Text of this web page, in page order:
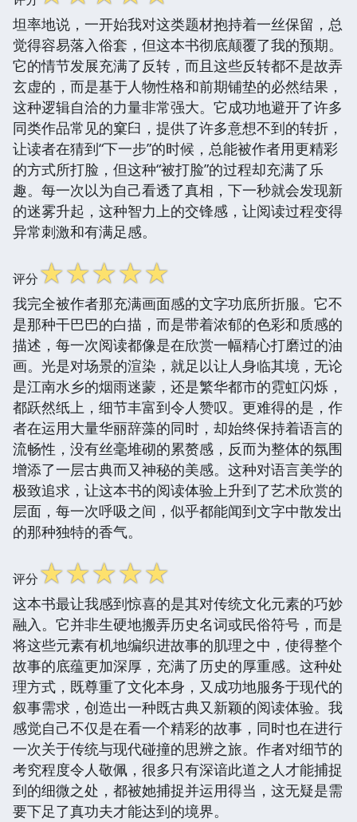
坦率地说，一开始我对这类题材抱持着一丝保留，总
觉得容易落入俗套，但这本书彻底颠覆了我的预期。
它的情节发展充满了反转，而且这些反转都不是故弄
玄虚的，而是基于人物性格和前期铺垫的必然结果，
这种逻辑自洽的力量非常强大。它成功地避开了许多
同类作品常见的窠臼，提供了许多意想不到的转折，
让读者在猜到“下一步”的时候，总能被作者用更精彩
的方式所打脸，但这种“被打脸”的过程却充满了乐
趣。每一次以为自己看透了真相，下一秒就会发现新
的迷雾升起，这种智力上的交锋感，让阅读过程变得
异常刺激和有满足感。
评分☆☆☆☆☆
我完全被作者那充满画面感的文字功底所折服。它不
是那种干巴巴的白描，而是带着浓郁的色彩和质感的
描述，每一次阅读都像是在欣赏一幅精心打磨过的油
画。光是对场景的渲染，就足以让人身临其境，无论
是江南水乡的烟雨迷蒙，还是繁华都市的霓虹闪烁，
都跃然纸上，细节丰富到令人赞叹。更难得的是，作
者在运用大量华丽辞藻的同时，却始终保持着语言的
流畅性，没有丝毫堆砌的累赘感，反而为整体的氛围
增添了一层古典而又神秘的美感。这种对语言美学的
极致追求，让这本书的阅读体验上升到了艺术欣赏的
层面，每一次呼吸之间，似乎都能闻到文字中散发出
的那种独特的香气。
评分☆☆☆☆☆
这本书最让我感到惊喜的是其对传统文化元素的巧妙
融入。它并非生硬地搬弄历史名词或民俗符号，而是
将这些元素有机地编织进故事的肌理之中，使得整个
故事的底蕴更加深厚，充满了历史的厚重感。这种处
理方式，既尊重了文化本身，又成功地服务于现代的
叙事需求，创造出一种既古典又新颖的阅读体验。我
感觉自己不仅是在看一个精彩的故事，同时也在进行
一次关于传统与现代碰撞的思辨之旅。作者对细节的
考究程度令人敬佩，很多只有深谙此道之人才能捕捉
到的细微之处，都被她捕捉并运用得当，这无疑是需
要下足了真功夫才能达到的境界。